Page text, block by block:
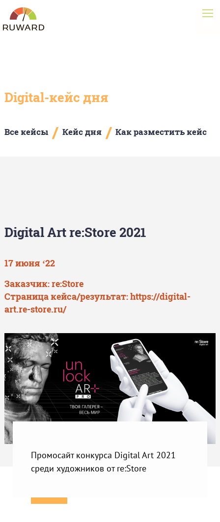
Digital-кейс дня
Все кейсы / Кейс дня / Как разместить кейс
Digital Art re:Store 2021
17 июня ‘22
Заказчик: re:Store
Страница кейса/результат:https://digital-
art.re-store.ru/
Промосайт конкурса Digital Art 2021
среди художников от re:Store